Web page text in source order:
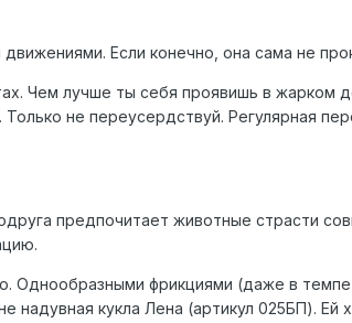
Если конечно, она сама не
Чем лучше ты себя проявишь в
не переусердствуй. Регулярная
предпочитает животные страсти
Однообразными фрикциями (даже в
надувная кукла Лена (артикул 025БП). Ей